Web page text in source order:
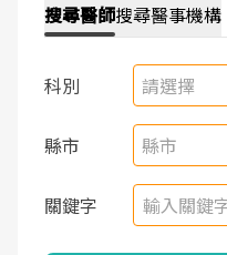
搜尋醫師搜尋醫事機構
科別 請選擇
縣市 縣市
關鍵字